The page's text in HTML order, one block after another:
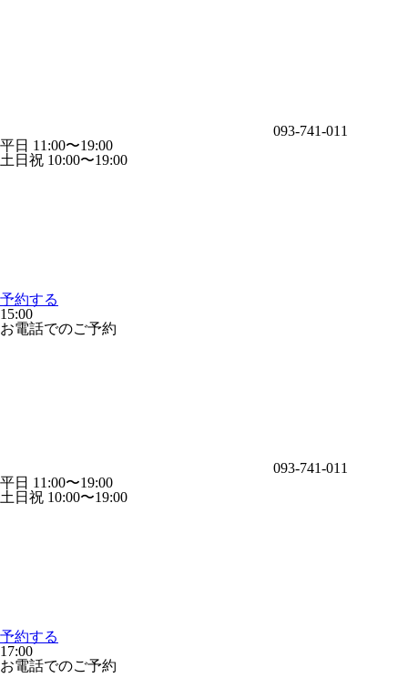
093-741-011
平日 11:00〜19:00
土日祝 10:00〜19:00
予約する
15:00
お電話でのご予約
093-741-011
平日 11:00〜19:00
土日祝 10:00〜19:00
予約する
17:00
お電話でのご予約